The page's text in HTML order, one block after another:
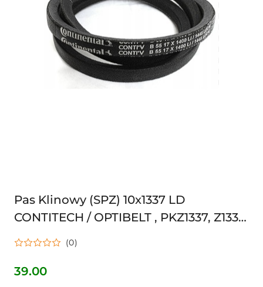
Pas Klinowy (SPZ) 10x1337 LD
CONTITECH / OPTIBELT , PKZ1337, Z1337,
SPZ1337
(0)
Cena:
39.00